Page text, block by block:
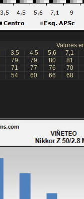
Valores
3,5 4,5 5,6
7,1
79 79 80
81
71 77 76
70
54 60 66 68